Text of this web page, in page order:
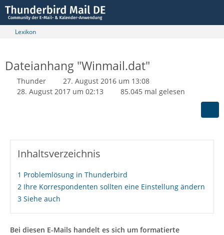
Lexikon
Dateianhang "Winmail.dat"
Thunder
27. August 2016 um 13:08
28. August 2017 um 02:13
85.045 mal gelesen
Inhaltsverzeichnis
1 Problemlösung in Thunderbird
2 Ihre Korrespondenten sollten eine Einstellung ändern
3 Siehe auch
Bei diesen E-Mails handelt es sich um formatierte